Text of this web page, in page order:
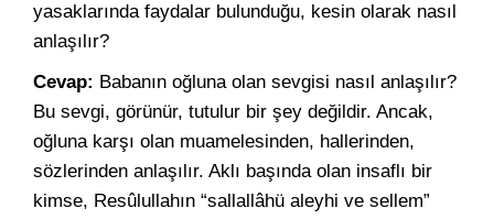
yasaklarında faydalar bulunduğu, kesin olarak nasıl
anlaşılır?
Cevap: Babanın oğluna olan sevgisi nasıl anlaşılır?
Bu sevgi, görünür, tutulur bir şey değildir. Ancak,
oğluna karşı olan muamelesinden, hallerinden,
sözlerinden anlaşılır. Aklı başında olan insaflı bir
kimse, Resûlullahın “sallallâhü aleyhi ve sellem”